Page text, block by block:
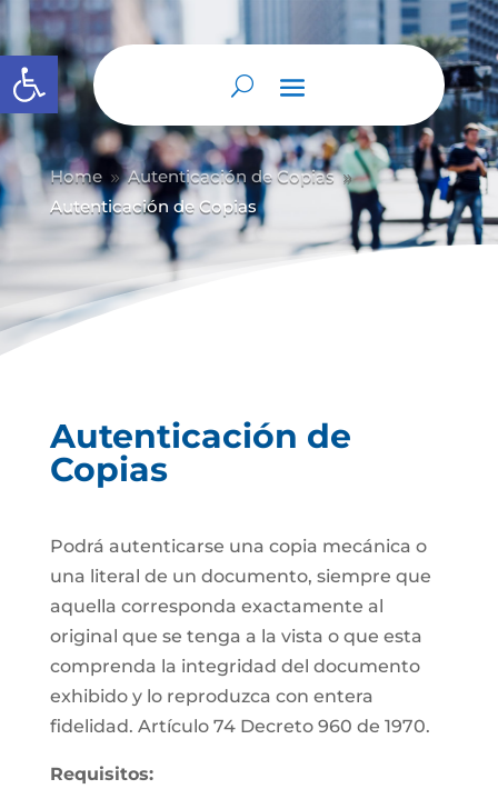
Abrir barra de herramientas
Home 9 Autenticación de Copias 9
Autenticación de Copias
Autenticación de
Copias
Podrá autenticarse una copia mecánica o
una literal de un documento, siempre que
aquella corresponda exactamente al
original que se tenga a la vista o que esta
comprenda la integridad del documento
exhibido y lo reproduzca con entera
fidelidad. Artículo 74 Decreto 960 de 1970.
Requisitos: